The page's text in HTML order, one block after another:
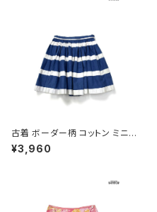
古着 ボーダー柄 コットン ミニ
丈 スカート 紺 (btu2601066)
¥3,960